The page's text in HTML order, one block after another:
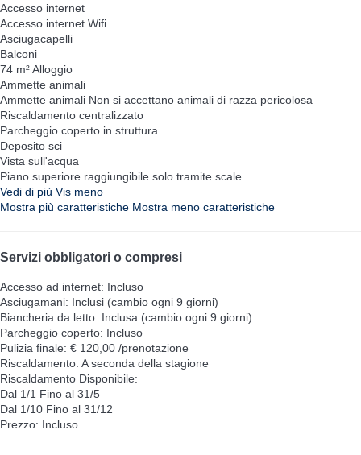
Accesso internet
Accesso internet Wifi
Asciugacapelli
Balconi
74 m² Alloggio
Ammette animali
Ammette animali Non si accettano animali di razza pericolosa
Riscaldamento centralizzato
Parcheggio coperto in struttura
Deposito sci
Vista sull'acqua
Piano superiore raggiungibile solo tramite scale
Vedi di più Vis meno
Mostra più caratteristiche Mostra meno caratteristiche
Servizi obbligatori o compresi
Accesso ad internet: Incluso
Asciugamani: Inclusi (cambio ogni 9 giorni)
Biancheria da letto: Inclusa (cambio ogni 9 giorni)
Parcheggio coperto: Incluso
Pulizia finale: € 120,00 /prenotazione
Riscaldamento: A seconda della stagione
Riscaldamento Disponibile:
Dal 1/1 Fino al 31/5
Dal 1/10 Fino al 31/12
Prezzo: Incluso